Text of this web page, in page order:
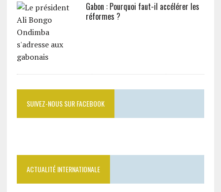
Gabon : Pourquoi faut-il accélérer les
réformes ?
SUIVEZ-NOUS SUR FACEBOOK
ACTUALITÉ INTERNATIONALE